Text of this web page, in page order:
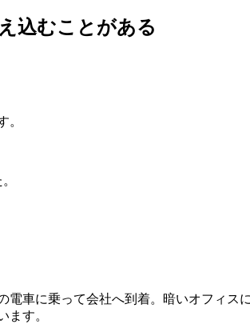
込むことがある
。
車に乗って会社へ到着。暗いオフィ
ます。